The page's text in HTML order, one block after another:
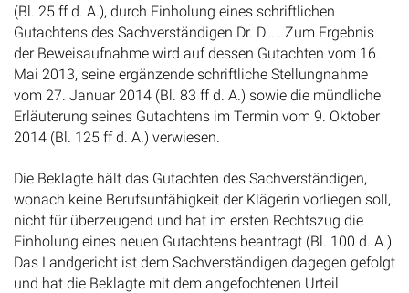
(Bl. 25 ff d. A.), durch Einholung eines schriftlichen
Gutachtens des Sachverständigen Dr. D… . Zum Ergebnis
der Beweisaufnahme wird auf dessen Gutachten vom 16.
Mai 2013, seine ergänzende schriftliche Stellungnahme
vom 27. Januar 2014 (Bl. 83 ff d. A.) sowie die mündliche
Erläuterung seines Gutachtens im Termin vom 9. Oktober
2014 (Bl. 125 ff d. A.) verwiesen.
Die Beklagte hält das Gutachten des Sachverständigen,
wonach keine Berufsunfähigkeit der Klägerin vorliegen soll,
nicht für überzeugend und hat im ersten Rechtszug die
Einholung eines neuen Gutachtens beantragt (Bl. 100 d. A.).
Das Landgericht ist dem Sachverständigen dagegen gefolgt
und hat die Beklagte mit dem angefochtenen Urteil